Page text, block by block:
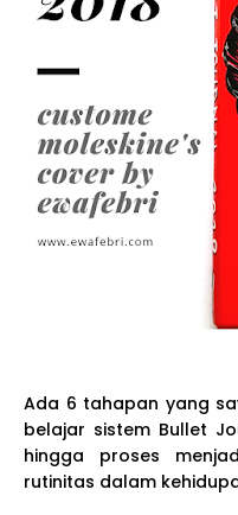
Ada 6 tahapan yang
belajar sistem Bullet
hingga proses
rutinitas dalam